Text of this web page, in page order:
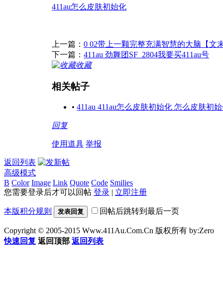
411au怎么皮肤初始化
上一篇： 0 02带上一颗完整充满智慧的大脑【文
下一篇： 411au 劲舞团SF_2804我要买411au号
收藏
相关帖子
• 411au 411au怎么皮肤初始化 怎么皮肤初
回复
使用道具 举报
返回列表
高级模式
B Color Image Link Quote Code Smilies
您需要登录后才可以回帖 登录 | 立即注册
本版积分规则 发表回复 回帖后跳转到最后一页
Copyright © 2005-2015 Www.411Au.Com.Cn 版权所有 by:Zero
快速回复 返回顶部 返回列表